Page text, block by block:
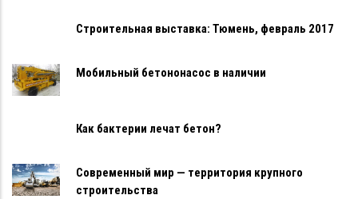
Строительная выставка: Тюмень, февраль 2017
Мобильный бетононасос в наличии
Как бактерии лечат бетон?
Современный мир — территория крупного
строительства